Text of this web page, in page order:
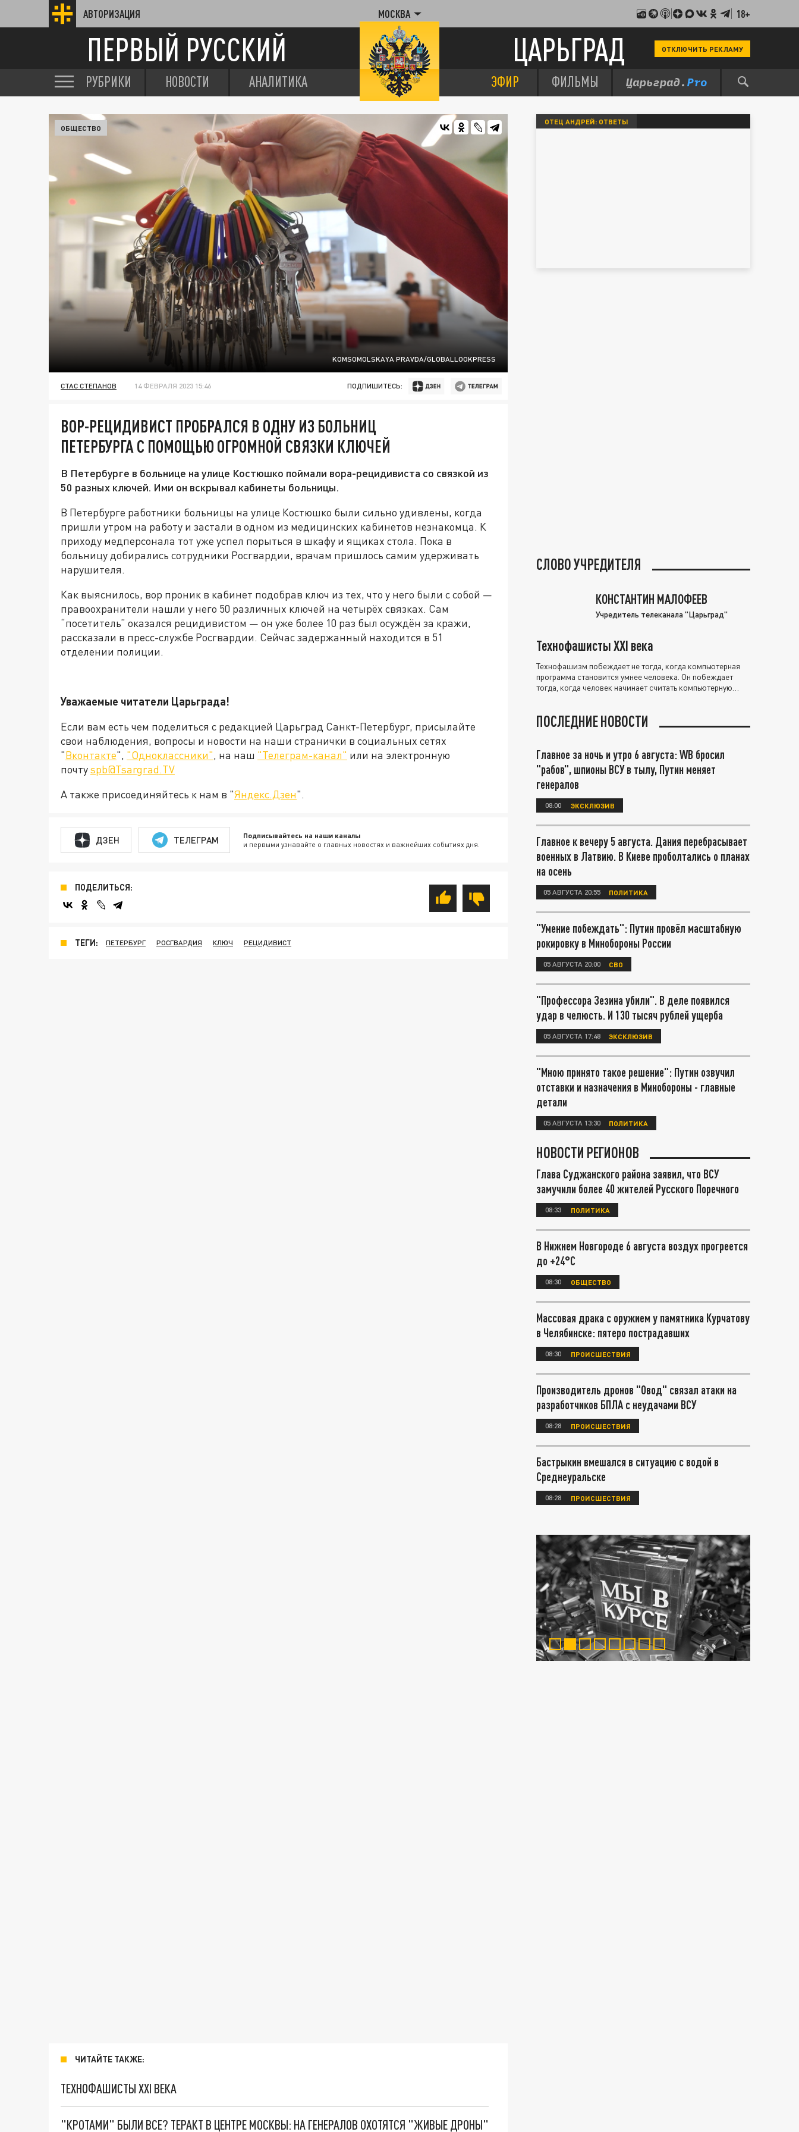
АВТОРИЗАЦИЯ МОСКВА 18+
ПЕРВЫЙ РУССКИЙ ЦАРЬГРАД ОТКЛЮЧИТЬ РЕКЛАМУ
РУБРИКИ НОВОСТИ АНАЛИТИКА ЭФИР ФИЛЬМЫ
KOMSOMOLSKAYA PRAVDA/GLOBALLOOKPRESS
ОБЩЕСТВО
СТАС СТЕПАНОВ 14 ФЕВРАЛЯ 2023 15:46 ПОДПИШИТЕСЬ:
ВОР-РЕЦИДИВИСТ ПРОБРАЛСЯ В ОДНУ ИЗ БОЛЬНИЦ
ПЕТЕРБУРГА С ПОМОЩЬЮ ОГРОМНОЙ СВЯЗКИ КЛЮЧЕЙ
В Петербурге в больнице на улице Костюшко поймали вора-рецидивиста со связкой из
50 разных ключей. Ими он вскрывал кабинеты больницы.
В Петербурге работники больницы на улице Костюшко были сильно удивлены, когда
пришли утром на работу и застали в одном из медицинских кабинетов незнакомца. К
приходу медперсонала тот уже успел порыться в шкафу и ящиках стола. Пока в
больницу добирались сотрудники Росгвардии, врачам пришлось самим удерживать
нарушителя.
Как выяснилось, вор проник в кабинет подобрав ключ из тех, что у него были с собой —
правоохранители нашли у него 50 различных ключей на четырёх связках. Сам
“посетитель” оказался рецидивистом — он уже более 10 раз был осуждён за кражи,
рассказали в пресс-службе Росгвардии. Сейчас задержанный находится в 51
отделении полиции.
Уважаемые читатели Царьграда!
Если вам есть чем поделиться с редакцией Царьград Санкт-Петербург, присылайте
свои наблюдения, вопросы и новости на наши странички в социальных сетях
"Вконтакте", "Одноклассники", на наш "Телеграм-канал" или на электронную
почтуspb@Tsargrad.TV
А также присоединяйтесь к нам в "Яндекс.Дзен".
ДЗЕН ТЕЛЕГРАМ Подписывайтесь на наши каналы
и первыми узнавайте о главных новостях и важнейших событиях дня.
ПОДЕЛИТЬСЯ:
ТЕГИ: ПЕТЕРБУРГ РОСГВАРДИЯ КЛЮЧ РЕЦИДИВИСТ
ЧИТАЙТЕ ТАКЖЕ:
ТЕХНОФАШИСТЫ XXI ВЕКА
"КРОТАМИ" БЫЛИ ВСЕ? ТЕРАКТ В ЦЕНТРЕ МОСКВЫ: НА ГЕНЕРАЛОВ ОХОТЯТСЯ "ЖИВЫЕ ДРОНЫ"
ОТЕЦ АНДРЕЙ: ОТВЕТЫ
СЛОВО УЧРЕДИТЕЛЯ
КОНСТАНТИН МАЛОФЕЕВ
Учредитель телеканала "Царьград"
Технофашисты XXI века
Технофашизм побеждает не тогда, когда компьютерная
программа становится умнее человека. Он побеждает
тогда, когда человек начинает считать компьютерную
ПОСЛЕДНИЕ НОВОСТИ
Главное за ночь и утро 6 августа: WB бросил
"рабов", шпионы ВСУ в тылу, Путин меняет
генералов
08:00 ЭКСКЛЮЗИВ
Главное к вечеру 5 августа. Дания перебрасывает
военных в Латвию. В Киеве проболтались о планах
на осень
05 АВГУСТА 20:55 ПОЛИТИКА
"Умение побеждать": Путин провёл масштабную
рокировку в Минобороны России
05 АВГУСТА 20:00 СВО
"Профессора Зезина убили". В деле появился
удар в челюсть. И 130 тысяч рублей ущерба
05 АВГУСТА 17:48 ЭКСКЛЮЗИВ
"Мною принято такое решение": Путин озвучил
отставки и назначения в Минобороны - главные
детали
05 АВГУСТА 13:30 ПОЛИТИКА
НОВОСТИ РЕГИОНОВ
Глава Суджанского района заявил, что ВСУ
замучили более 40 жителей Русского Поречного
08:33 ПОЛИТИКА
В Нижнем Новгороде 6 августа воздух прогреется
до +24°С
08:30 ОБЩЕСТВО
Массовая драка с оружием у памятника Курчатову
в Челябинске: пятеро пострадавших
08:30 ПРОИСШЕСТВИЯ
Производитель дронов "Овод" связал атаки на
разработчиков БПЛА с неудачами ВСУ
08:28 ПРОИСШЕСТВИЯ
Бастрыкин вмешался в ситуацию с водой в
Среднеуральске
08:28 ПРОИСШЕСТВИЯ